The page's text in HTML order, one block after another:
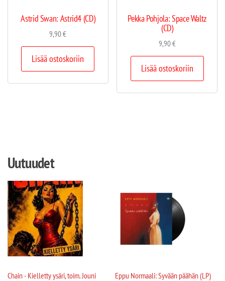
Astrid Swan: Astrid4 (CD)
9,90€
Lisää ostoskoriin
Pekka Pohjola: Space Waltz
(CD)
9,90€
Lisää ostoskoriin
Uutuudet
Chain - Kielletty ysäri, toim. Jouni Eppu Normaali: Syvään päähän (LP)